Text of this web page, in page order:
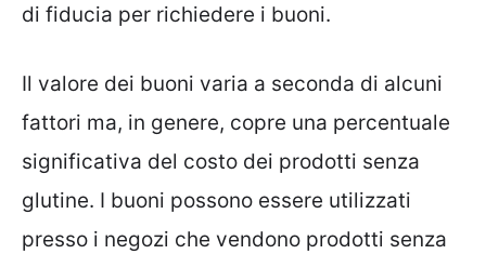
di fiducia per richiedere i buoni.
Il valore dei buoni varia a seconda di alcuni
fattori ma, in genere, copre una percentuale
significativa del costo dei prodotti senza
glutine. I buoni possono essere utilizzati
presso i negozi che vendono prodotti senza